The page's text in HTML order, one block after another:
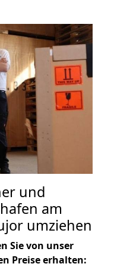
und
am
umziehen
Sie von unser
Preise erhalten: